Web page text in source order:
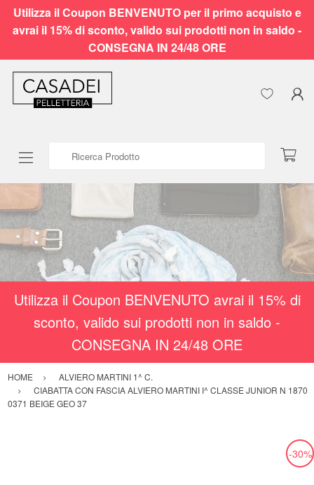
Utilizza il Coupon BENVENUTO per il primo acquisto e
avrai il 15% di sconto, valido sui prodotti non in saldo -
CONSEGNA IN 24/48 ORE
Utilizza il Coupon BENVENUTO avrai il 15% di
sconto, valido sui prodotti non in saldo -
CONSEGNA IN 24/48 ORE
HOME
ALVIERO MARTINI 1^ C.
CIABATTA CON FASCIA ALVIERO MARTINI I^ CLASSE JUNIOR N 1870
0371 BEIGE GEO 37
-30%